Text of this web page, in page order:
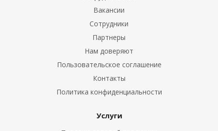
Вакансии
Сотрудники
Партнеры
Нам доверяют
Пользовательское соглашение
Контакты
Политика конфиденциальности
Услуги